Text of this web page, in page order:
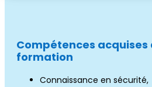
Compétences acquises
formation
Connaissance en sécurité,